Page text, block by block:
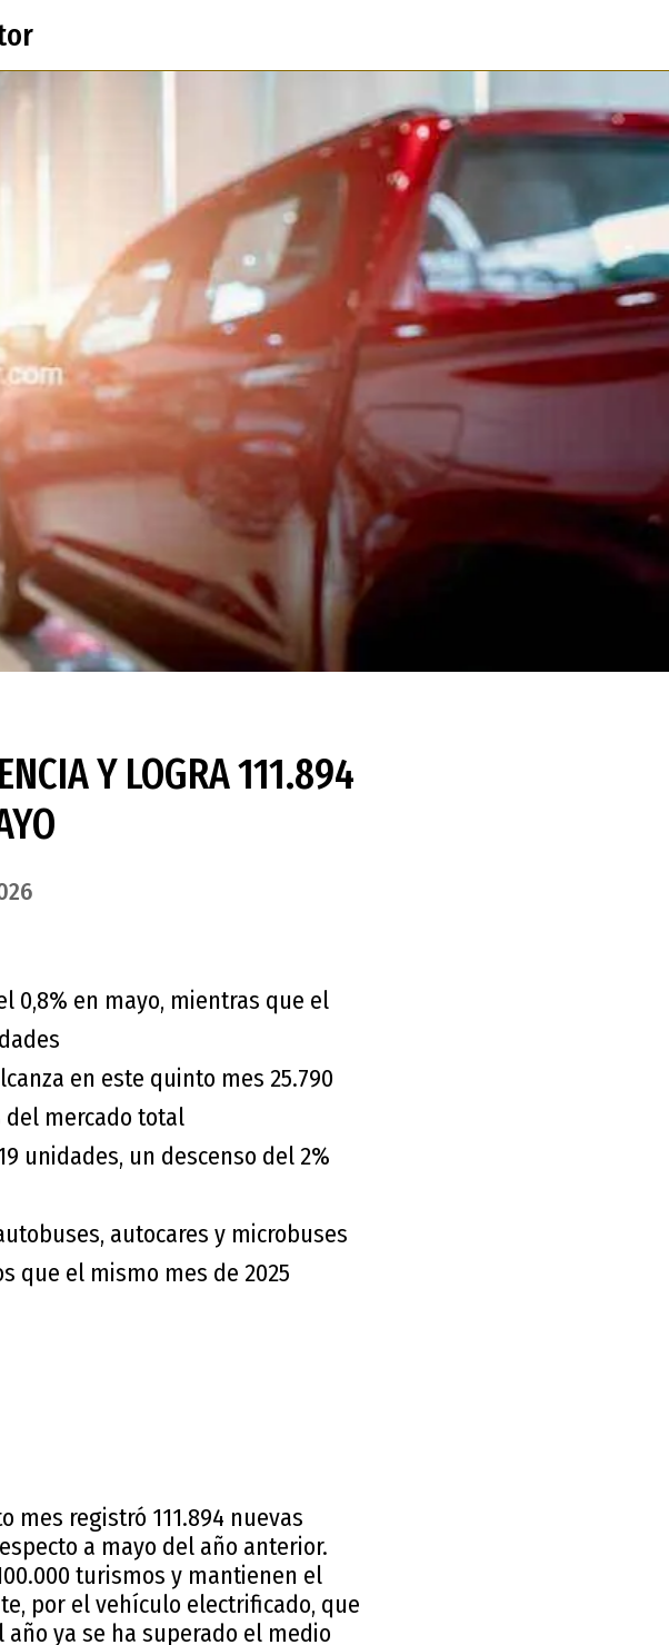
Y LOGRA 111.894
0,8% en mayo, mientras que el
en este quinto mes 25.790
del mercado total
unidades, un descenso del 2%
autocares y microbuses
que el mismo mes de 2025
mes registró 111.894 nuevas
a mayo del año anterior.
turismos y mantienen el
por el vehículo electrificado, que
año ya se ha superado el medio